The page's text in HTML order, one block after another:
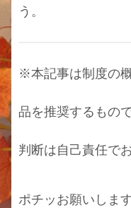
う。
※本記事は制度の
品を推奨するもの
判断は自己責任で
ポチッお願いしま